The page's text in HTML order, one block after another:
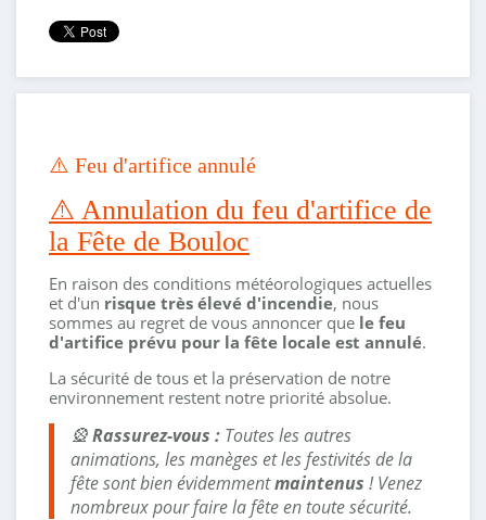
⚠️ Feu d'artifice annulé
⚠️ Annulation du feu d'artifice de
la Fête de Bouloc
En raison des conditions météorologiques actuelles
et d'un risque très élevé d'incendie, nous
sommes au regret de vous annoncer que le feu
d'artifice prévu pour la fête locale est annulé.
La sécurité de tous et la préservation de notre
environnement restent notre priorité absolue.
🎡Rassurez-vous : Toutes les autres
animations, les manèges et les festivités de la
fête sont bien évidemmentmaintenus ! Venez
nombreux pour faire la fête en toute sécurité.